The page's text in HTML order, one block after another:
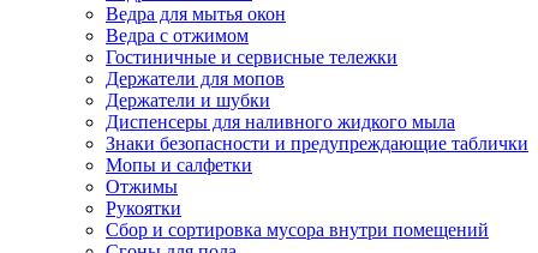
Ведра для мытья окон
Ведра с отжимом
Гостиничные и сервисные тележки
Держатели для мопов
Держатели и шубки
Диспенсеры для наливного жидкого мыла
Знаки безопасности и предупреждающие таблички
Мопы и салфетки
Отжимы
Рукоятки
Сбор и сортировка мусора внутри помещений